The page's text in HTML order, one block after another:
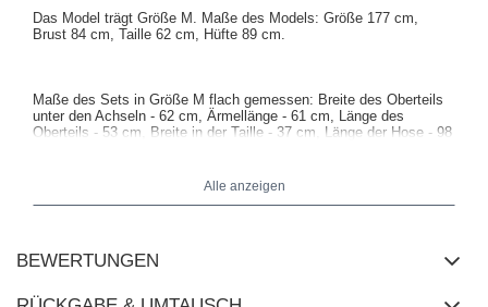
Das Model trägt Größe M. Maße des Models: Größe 177 cm,
Brust 84 cm, Taille 62 cm, Hüfte 89 cm.
Maße des Sets in Größe M flach gemessen: Breite des Oberteils
unter den Achseln - 62 cm, Ärmellänge - 61 cm, Länge des
Oberteils - 53 cm, Breite in der Taille - 37 cm, Länge der Hose - 98
Alle anzeigen
BEWERTUNGEN